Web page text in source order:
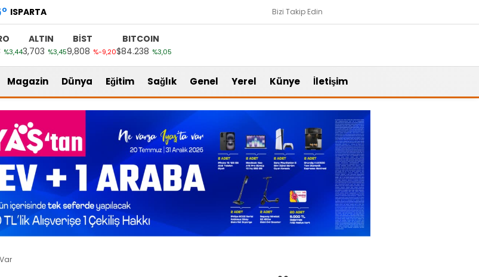
° ISPARTA Bizi Takip Edin
%3,44
ALTIN
3,703 %3,45
BİST
9,808 %-9,20
BITCOIN
$84.238 %3,05
Magazin Dünya Eğitim Sağlık Genel Yerel Künye İletişim